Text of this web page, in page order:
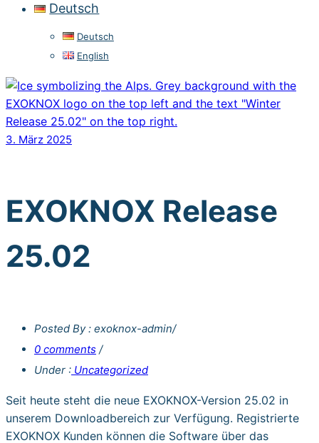
Deutsch
Deutsch
English
3. März 2025
EXOKNOX Release
25.02
Posted By : exoknox-admin/
0 comments /
Under : Uncategorized
Seit heute steht die neue EXOKNOX-Version 25.02 in
unserem Downloadbereich zur Verfügung. Registrierte
EXOKNOX Kunden können die Software über das